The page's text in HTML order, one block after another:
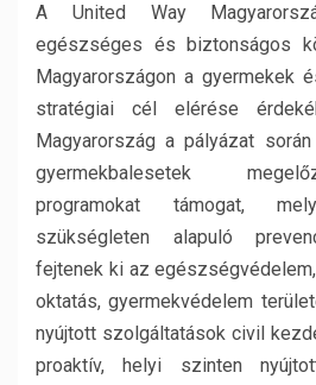
A United Way
egészséges és biztonságos
Magyarországon a gyermekek
stratégiai cél elérése
Magyarország a pályázat
gyermekbalesetek
programokat támogat,
szükségleten alapuló
fejtenek ki az
oktatás, gyermekvédelem
nyújtott szolgáltatások civil
proaktív, helyi szinten